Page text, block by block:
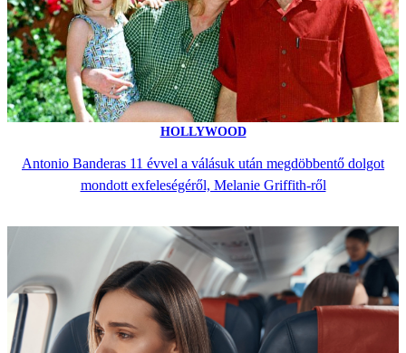
HOLLYWOOD
Antonio Banderas 11 évvel a válásuk után megdöbbentő dolgot
mondott exfeleségéről, Melanie Griffith-ről